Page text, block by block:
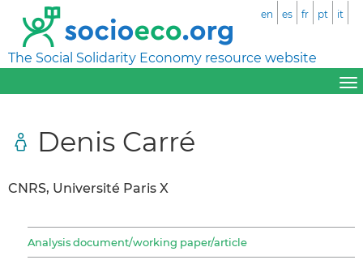
The Social Solidarity Economy resource website
en es fr pt it
Denis Carré
CNRS, Université Paris X
Analysis document/working paper/article